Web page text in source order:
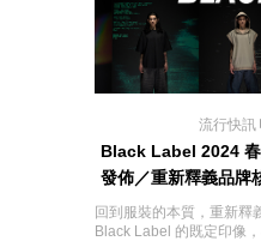
流行快訊
Black Label 2024
發佈／重新釋義品牌
回到服裝的本質，重新釋
Black Label 的既定印像